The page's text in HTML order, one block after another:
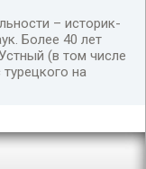
– историк-
Более 40 лет
(в том числе
на